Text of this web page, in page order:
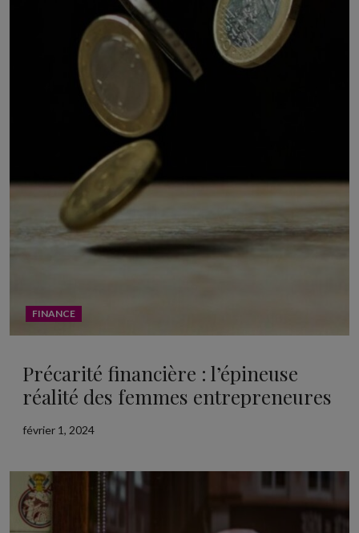
FINANCE
Précarité financière : l’épineuse
réalité des femmes entrepreneures
février 1, 2024